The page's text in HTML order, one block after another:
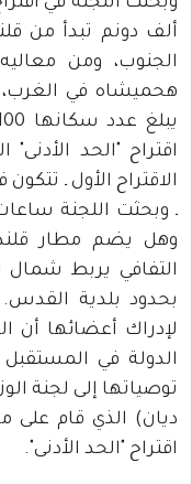
ألف دونم تبدأ من
الجنوب، ومن
اقتراح "الحد
الاقتراح الأول ـ
ـ وبحثت اللجنة
وهل يضم مطار
التفافي يربط
بحدود بلدية
لإدراك أعضائها أن
الدولة في
توصياتها إلى لجنة
ديان) الذي قام على
اقتراح "الحد الأدنى".